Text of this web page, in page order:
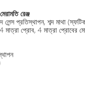
রেঞ্জ
লেন্স প্রতিস্থাপন, শব্দ মাথা
4 মাত্রা প্রোব, 4 মাত্রা প্রোবের